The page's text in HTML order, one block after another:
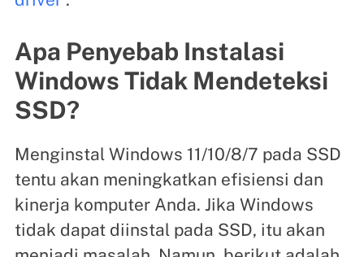
Apa Penyebab Instalasi
Windows Tidak Mendeteksi
SSD?
Menginstal Windows 11/10/8/7 pada SSD
tentu akan meningkatkan efisiensi dan
kinerja komputer Anda. Jika Windows
tidak dapat diinstal pada SSD, itu akan